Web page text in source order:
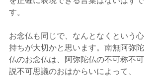
す。
お念仏も同じで、なんとなくという心
持ちが大切かと思います。南無阿弥陀
仏のお念仏は、阿弥陀仏の不可称不可
説不可思議のおはからいによって、